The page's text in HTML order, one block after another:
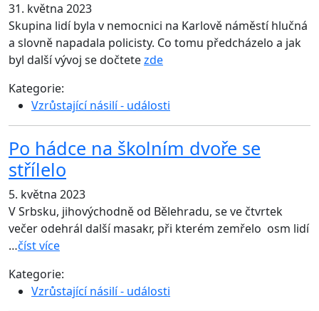
31. května 2023
Skupina lidí byla v nemocnici na Karlově náměstí hlučná
a slovně napadala policisty. Co tomu předcházelo a jak
byl další vývoj se dočtetezde
Kategorie:
Vzrůstající násilí - události
Po hádce na školním dvoře se
střílelo
5. května 2023
V Srbsku, jihovýchodně od Bělehradu, se ve čtvrtek
večer odehrál další masakr, při kterém zemřelo osm lidí
…číst více
Kategorie:
Vzrůstající násilí - události